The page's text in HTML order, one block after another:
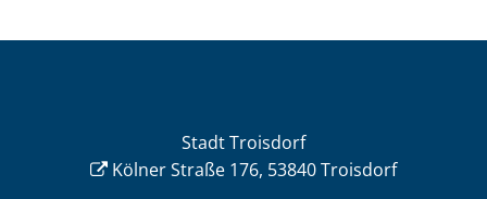
Stadt Troisdorf
Kölner Straße 176, 53840 Troisdorf